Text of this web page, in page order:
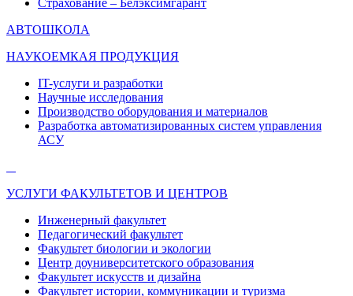
Страхование – Белэксимгарант
АВТОШКОЛА
НАУКОЕМКАЯ ПРОДУКЦИЯ
IT-услуги и разработки
Научные исследования
Производство оборудования и материалов
Разработка автоматизированных систем управления
АСУ
УСЛУГИ ФАКУЛЬТЕТОВ И ЦЕНТРОВ
Инженерный факультет
Педагогический факультет
Факультет биологии и экологии
Центр доуниверситетского образования
Факультет искусств и дизайна
Факультет истории, коммуникации и туризма